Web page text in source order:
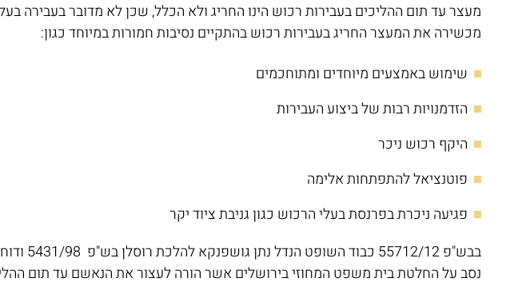
מעצר עד תום ההליכים בעבירות רכוש הינו החריג ולא הכלל, שכן לא מדובר בעבירה
מכשירה את המעצר החריג בעבירות רכוש בהתקיים נסיבות חמורות במיוחד כגון:
שימוש באמצעים מיוחדים ומתוחכמים
הזדמנויות רבות של ביצוע העבירות
היקף רכוש ניכר
פוטנציאל להתפתחות אלימה
פגיעה ניכרת בפרנסת בעלי הרכוש כגון גניבת ציוד יקר
נסב על החלטת בית משפט המחוזי בירושלים אשר הורה לעצור את הנאשם עד תום